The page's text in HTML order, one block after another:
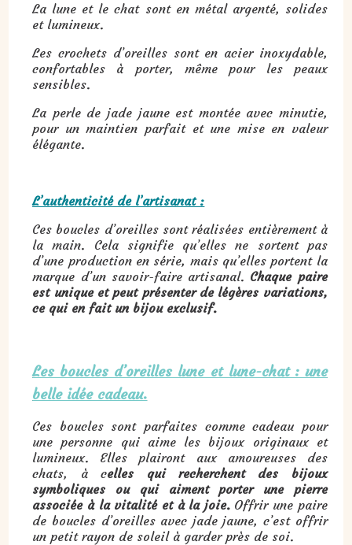
La lune et le chat sont en métal argenté, solides
et lumineux.
Les crochets d’oreilles sont en acier inoxydable,
confortables à porter, même pour les peaux
sensibles.
La perle de jade jaune est montée avec minutie,
pour un maintien parfait et une mise en valeur
élégante.
L’authenticité de l’artisanat :
Ces boucles d’oreilles sont réalisées entièrement à
la main. Cela signifie qu’elles ne sortent pas
d’une production en série, mais qu’elles portent la
marque d’un savoir-faire artisanal. Chaque paire
est unique et peut présenter de légères variations,
ce qui en fait un bijou exclusif.
Les boucles d’oreilles lune et lune-chat : une
belle idée cadeau.
Ces boucles sont parfaites comme cadeau pour
une personne qui aime les bijoux originaux et
lumineux. Elles plairont aux amoureuses des
chats, à celles qui recherchent des bijoux
symboliques ou qui aiment porter une pierre
associée à la vitalité et à la joie.Offrir une paire
de boucles d’oreilles avec jade jaune, c’est offrir
un petit rayon de soleil à garder près de soi.